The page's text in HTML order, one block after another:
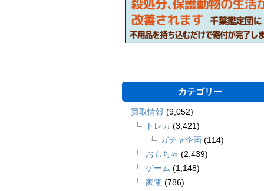
カテゴリー
買取情報 (9,052)
トレカ (3,421)
ガチャ企画 (114)
おもちゃ (2,439)
ゲーム (1,148)
家電 (786)